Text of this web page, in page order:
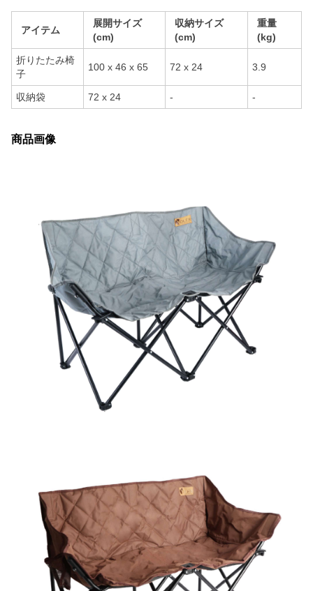
アイテム
展開サイズ
(cm)
収納サイズ
(cm)
重量
(kg)
折りたたみ椅
子
100 x 46 x 65 72 x 24 3.9
収納袋 72 x 24 - -
商品画像